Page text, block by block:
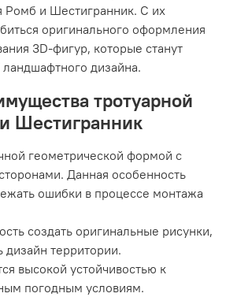
Ромб и Шестигранник. С их
оригинального оформления
3D-фигур, которые станут
дизайна.
тротуарной
Шестигранник
геометрической формой с
Данная особенность
ошибки в процессе монтажа
создать оригинальные рисунки,
дизайн территории.
высокой устойчивостью к
погодным условиям.